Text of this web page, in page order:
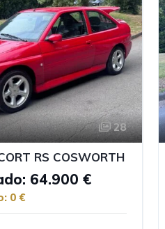
28
RS COSWORTH
64.900 €
0 €